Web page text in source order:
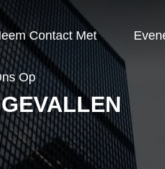
Contact Met
Op
GEVALLEN